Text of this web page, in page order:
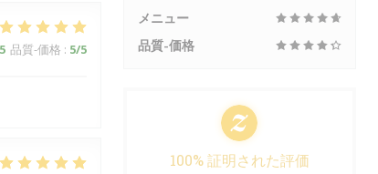
品質-価格 : 5/5
メニュー
品質-価格
100% 証明された評価